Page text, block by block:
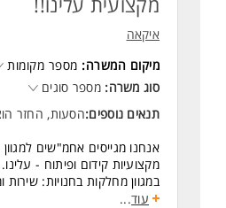
איקאה
מיקום המשרה: מספר מקומות
סוג משרה: מספר סוגים
תנאים נוספים:הסעות, החזר
אנחנו מגייסים אחמ"שים
מקצועיות קידום ופיתוח - עלינו.
במגוון מחלקות בחנויות:
עוד...